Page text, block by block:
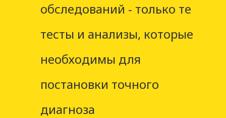
обследований - только те
тесты и анализы, которые
необходимы для
постановки точного
диагноза